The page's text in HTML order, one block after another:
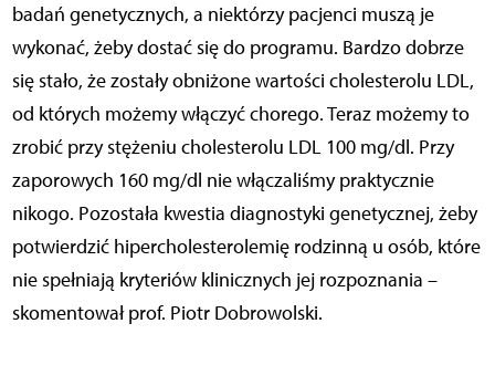
badań genetycznych, a niektórzy pacjenci muszą je
wykonać, żeby dostać się do programu. Bardzo dobrze
się stało, że zostały obniżone wartości cholesterolu LDL,
od których możemy włączyć chorego. Teraz możemy to
zrobić przy stężeniu cholesterolu LDL 100 mg/dl. Przy
zaporowych 160 mg/dl nie włączaliśmy praktycznie
nikogo. Pozostała kwestia diagnostyki genetycznej, żeby
potwierdzić hipercholesterolemię rodzinną u osób, które
nie spełniają kryteriów klinicznych jej rozpoznania –
skomentował prof. Piotr Dobrowolski.